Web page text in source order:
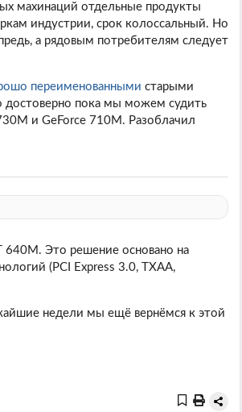
махинаций отдельные продукты
индустрии, срок колоссальный. Но
а рядовым потребителям следует
переименованными старыми
достоверно пока мы можем судить
и GeForce 710M. Разоблачил
640M. Это решение основано на
(PCI Express 3.0, TXAA,
недели мы ещё вернёмся к этой